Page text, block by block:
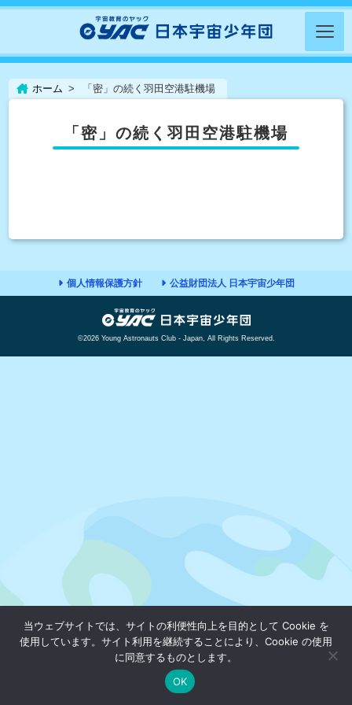
ホーム 「密」の続く羽田空港駐機場
「密」の続く羽田空港駐機場
個人情報保護方針 公益財団法人 日本宇宙少年団
©2026 Young Astronauts Club - Japan, All Rights Reserved.
当ウェブサイトでは、サイトの利便性向上を目的として Cookie を
使用しています。サイト利用を継続することにより、Cookie の使用
に同意するものとします。
OK